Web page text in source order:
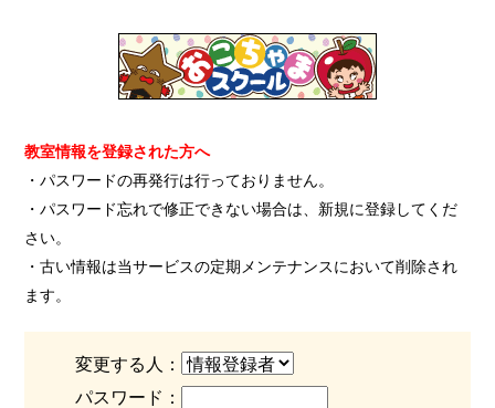
教室情報を登録された方へ
・パスワードの再発行は行っておりません。
・パスワード忘れで修正できない場合は、新規に登録してくだ
さい。
・古い情報は当サービスの定期メンテナンスにおいて削除され
ます。
変更する人：
パスワード：